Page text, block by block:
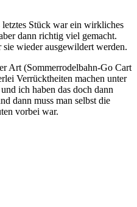
Stück war ein wirkliches
dann richtig viel gemacht.
wieder ausgewildert werden.
Art (Sommerrodelbahn-Go Cart
Verrücktheiten machen unter
ich haben das doch dann
dann muss man selbst die
vorbei war.